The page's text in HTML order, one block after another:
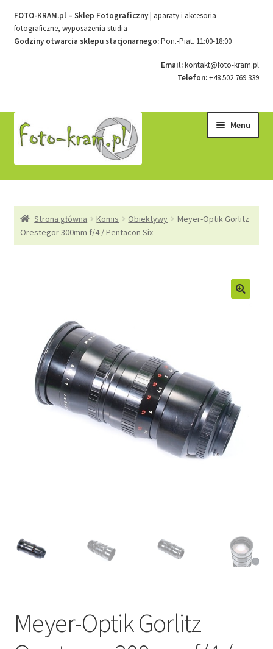
FOTO-KRAM.pl – Sklep Fotograficzny| aparaty i akcesoria
fotograficzne, wyposażenia studia
Godziny otwarcia sklepu stacjonarnego:Pon.-Piat. 11:00-18:00
Email:kontakt@foto-kram.pl
Telefon:+48 502 769 339
do
nawigacji
do
treści
Menu
Kontakt
Regulamin
Sample Page
Sklep
Strona główna Komis Obiektywy
Meyer-Optik Gorlitz
Orestegor 300mm f/4 / Pentacon Six
Meyer-Optik Gorlitz